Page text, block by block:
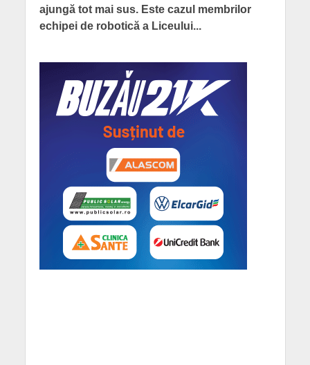
ajungă tot mai sus. Este cazul membrilor
echipei de robotică a Liceului...